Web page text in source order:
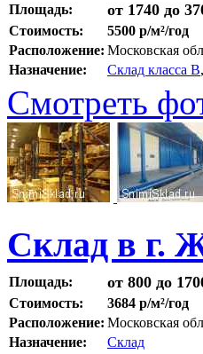
Площадь: от 1740 до
Стоимость:
5500 р/м²/год
Расположение: Московская
Назначение:
Склад класса B,
Смотреть
Склад в г.
Площадь: от 800 до
Стоимость:
3684 р/м²/год
Расположение: Московская
Назначение:
Склад